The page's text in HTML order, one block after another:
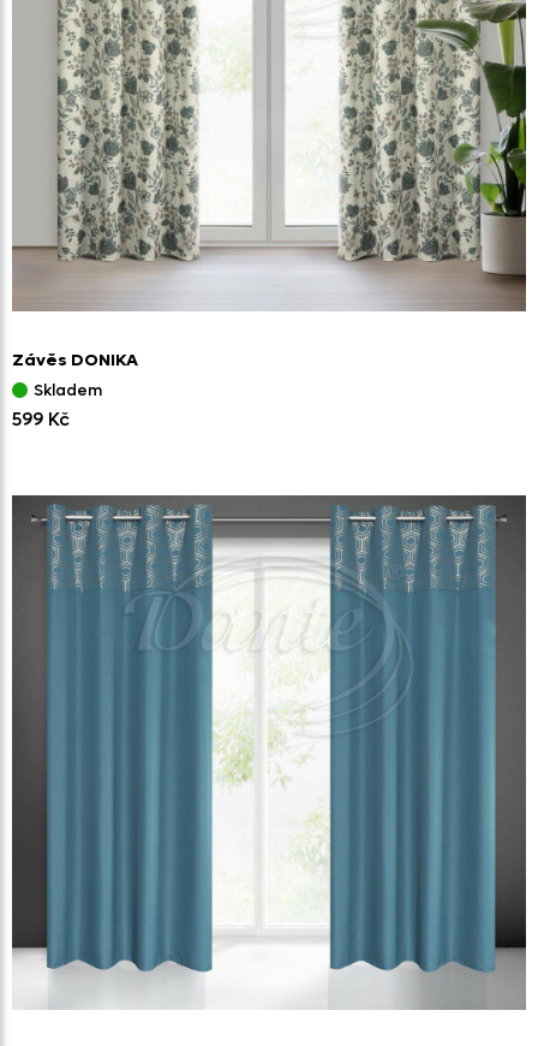
Závěs DONIKA
Skladem
599 Kč